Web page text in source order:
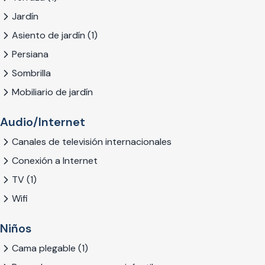
Jardín
Asiento de jardín (1)
Persiana
Sombrilla
Mobiliario de jardín
Audio/Internet
Canales de televisión internacionales
Conexión a Internet
TV (1)
Wifi
Niños
Cama plegable (1)